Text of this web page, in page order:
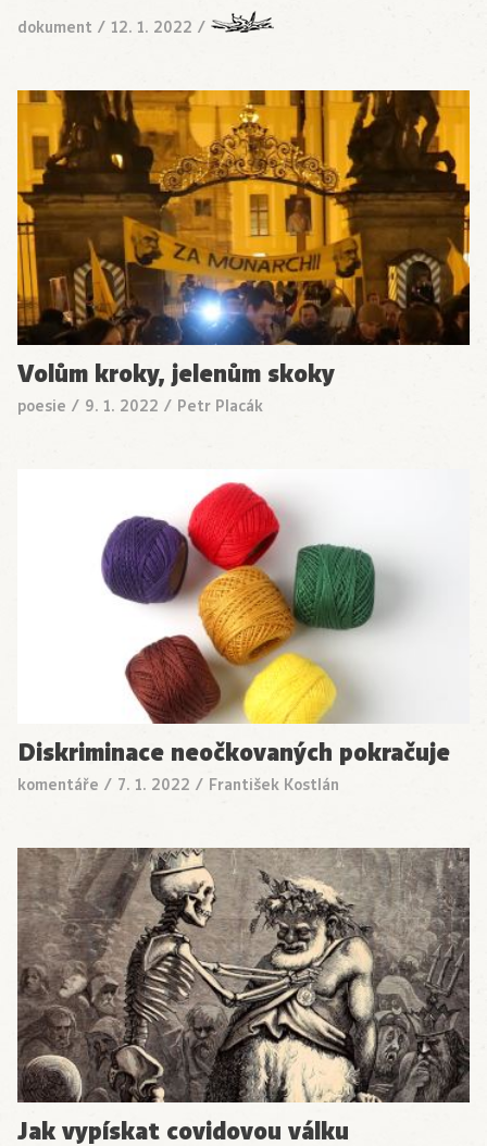
dokument / 12. 1. 2022 /
Volům kroky, jelenům skoky
poesie / 9. 1. 2022 / Petr Placák
Diskriminace neočkovaných pokračuje
komentáře / 7. 1. 2022 / František Kostlán
Jak vypískat covidovou válku